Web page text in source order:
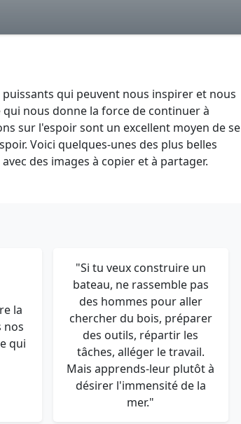
qui peuvent nous inspirer et nous
nous donne la force de continuer à
sur l'espoir sont un excellent moyen de se
Voici quelques-unes des plus belles
des images à copier et à partager.
la
nos
qui
"Si tu veux construire un
bateau, ne rassemble pas
des hommes pour aller
chercher du bois, préparer
des outils, répartir les
tâches, alléger le travail.
Mais apprends-leur plutôt à
désirer l'immensité de la
mer."